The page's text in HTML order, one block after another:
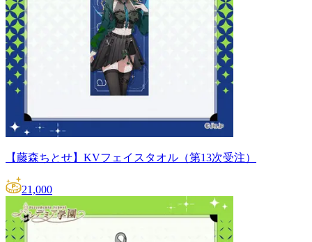
【藤森ちとせ】KVフェイスタオル（第13次受注）
21,000